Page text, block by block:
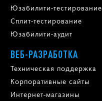
Юзабилити-тестирование
Сплит-тестирование
Юзабилити-аудит
ВЕБ-РАЗРАБОТКА
Техническая поддержка
Корпоративные сайты
Интернет-магазины